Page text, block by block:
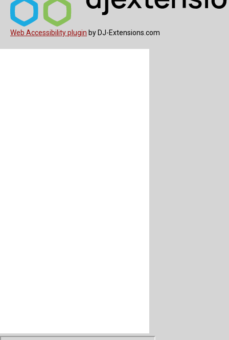
Web Accessibility plugin by DJ-Extensions.com